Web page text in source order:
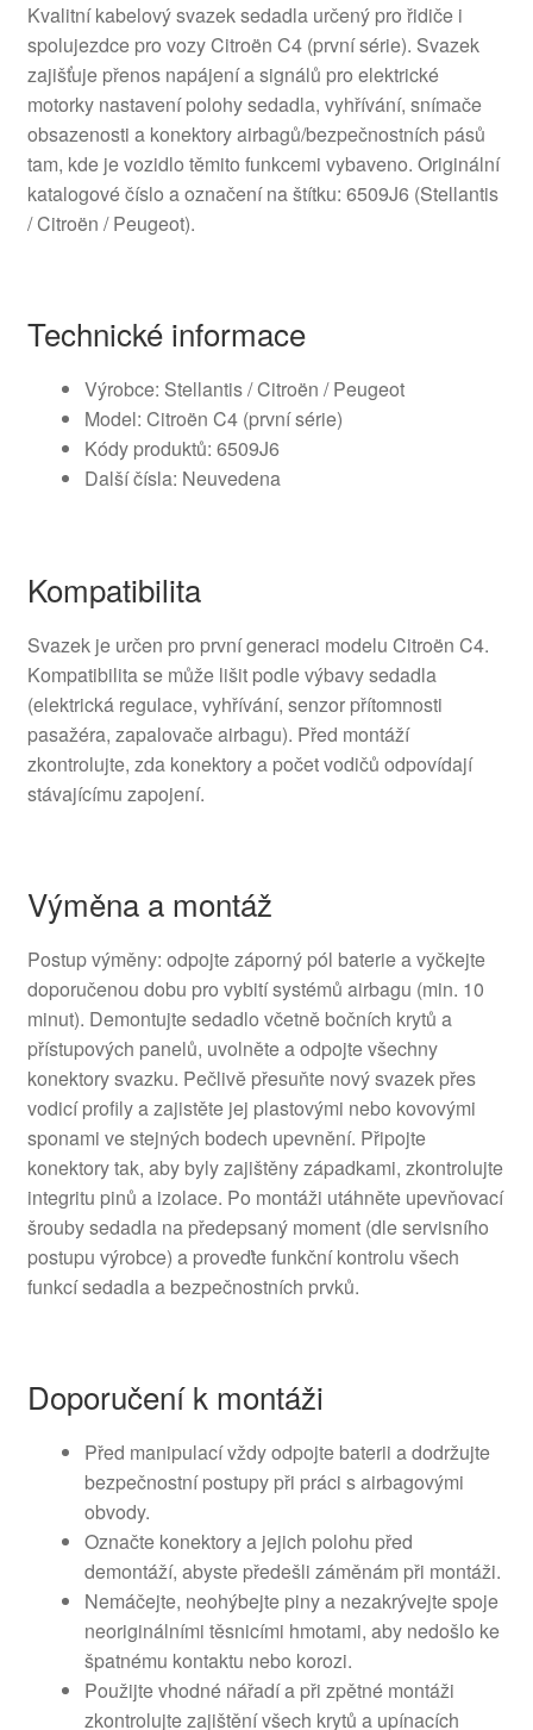
Kvalitní kabelový svazek sedadla určený pro řidiče i
spolujezdce pro vozy Citroën C4 (první série). Svazek
zajišťuje přenos napájení a signálů pro elektrické
motorky nastavení polohy sedadla, vyhřívání, snímače
obsazenosti a konektory airbagů/bezpečnostních pásů
tam, kde je vozidlo těmito funkcemi vybaveno. Originální
katalogové číslo a označení na štítku: 6509J6 (Stellantis
/ Citroën / Peugeot).
Technické informace
Výrobce: Stellantis / Citroën / Peugeot
Model: Citroën C4 (první série)
Kódy produktů: 6509J6
Další čísla: Neuvedena
Kompatibilita
Svazek je určen pro první generaci modelu Citroën C4.
Kompatibilita se může lišit podle výbavy sedadla
(elektrická regulace, vyhřívání, senzor přítomnosti
pasažéra, zapalovače airbagu). Před montáží
zkontrolujte, zda konektory a počet vodičů odpovídají
stávajícímu zapojení.
Výměna a montáž
Postup výměny: odpojte záporný pól baterie a vyčkejte
doporučenou dobu pro vybití systémů airbagu (min. 10
minut). Demontujte sedadlo včetně bočních krytů a
přístupových panelů, uvolněte a odpojte všechny
konektory svazku. Pečlivě přesuňte nový svazek přes
vodicí profily a zajistěte jej plastovými nebo kovovými
sponami ve stejných bodech upevnění. Připojte
konektory tak, aby byly zajištěny západkami, zkontrolujte
integritu pinů a izolace. Po montáži utáhněte upevňovací
šrouby sedadla na předepsaný moment (dle servisního
postupu výrobce) a proveďte funkční kontrolu všech
funkcí sedadla a bezpečnostních prvků.
Doporučení k montáži
Před manipulací vždy odpojte baterii a dodržujte
bezpečnostní postupy při práci s airbagovými
obvody.
Označte konektory a jejich polohu před
demontáží, abyste předešli záměnám při montáži.
Nemáčejte, neohýbejte piny a nezakrývejte spoje
neoriginálními těsnicími hmotami, aby nedošlo ke
špatnému kontaktu nebo korozi.
Použijte vhodné nářadí a při zpětné montáži
zkontrolujte zajištění všech krytů a upínacích